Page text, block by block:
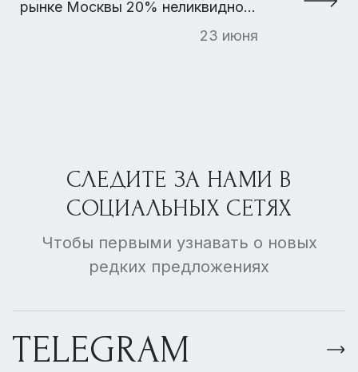
рынке Москвы 20% неликвидного
жилья
23 июня
СЛЕДИТЕ ЗА НАМИ В
СОЦИАЛЬНЫХ СЕТЯХ
Чтобы первыми узнавать о новых
редких предложениях
TELEGRAM